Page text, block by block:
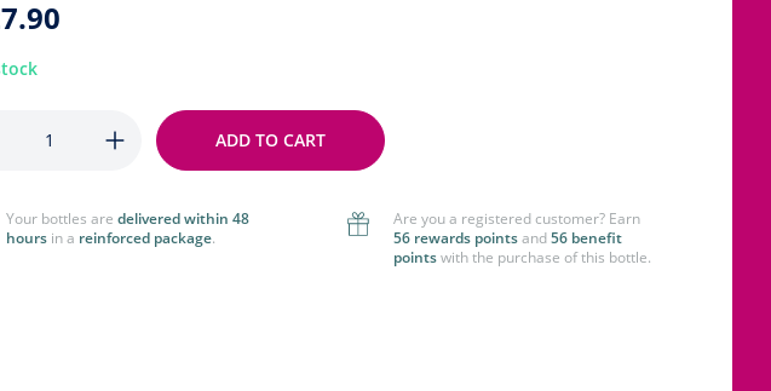
ADD TO CART
Your bottles are delivered within 48
hours in a reinforced package.
Are you a registered customer? Earn
56 rewards pointsand56 benefit
pointswith the purchase of this bottle.